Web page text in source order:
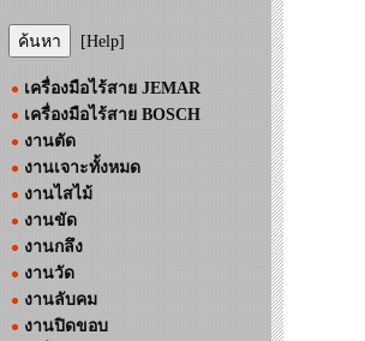
[Help]
เครื่องมือไร้สาย JEMAR
เครื่องมือไร้สาย BOSCH
งานตัด
งานเจาะทั้งหมด
งานไสไม้
งานขัด
งานกลึง
งานวัด
งานลับคม
งานปิดขอบ